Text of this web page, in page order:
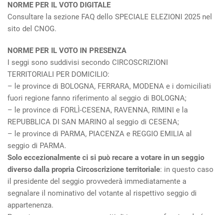
NORME PER IL VOTO DIGITALE
Consultare la sezione FAQ dello SPECIALE ELEZIONI 2025 nel
sito del CNOG.
NORME PER IL VOTO IN PRESENZA
I seggi sono suddivisi secondo CIRCOSCRIZIONI
TERRITORIALI PER DOMICILIO:
– le province di BOLOGNA, FERRARA, MODENA e i domiciliati
fuori regione fanno riferimento al seggio di BOLOGNA;
– le province di FORLÌ-CESENA, RAVENNA, RIMINI e la
REPUBBLICA DI SAN MARINO al seggio di CESENA;
– le province di PARMA, PIACENZA e REGGIO EMILIA al
seggio di PARMA.
Solo eccezionalmente ci si può recare a votare in un seggio
diverso dalla propria Circoscrizione territoriale: in questo caso
il presidente del seggio provvederà immediatamente a
segnalare il nominativo del votante al rispettivo seggio di
appartenenza.